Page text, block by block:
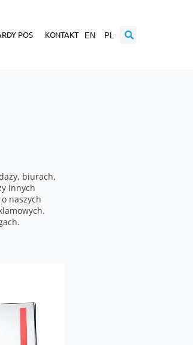
POS KONTAKT EN PL
biurach,
innych
naszych